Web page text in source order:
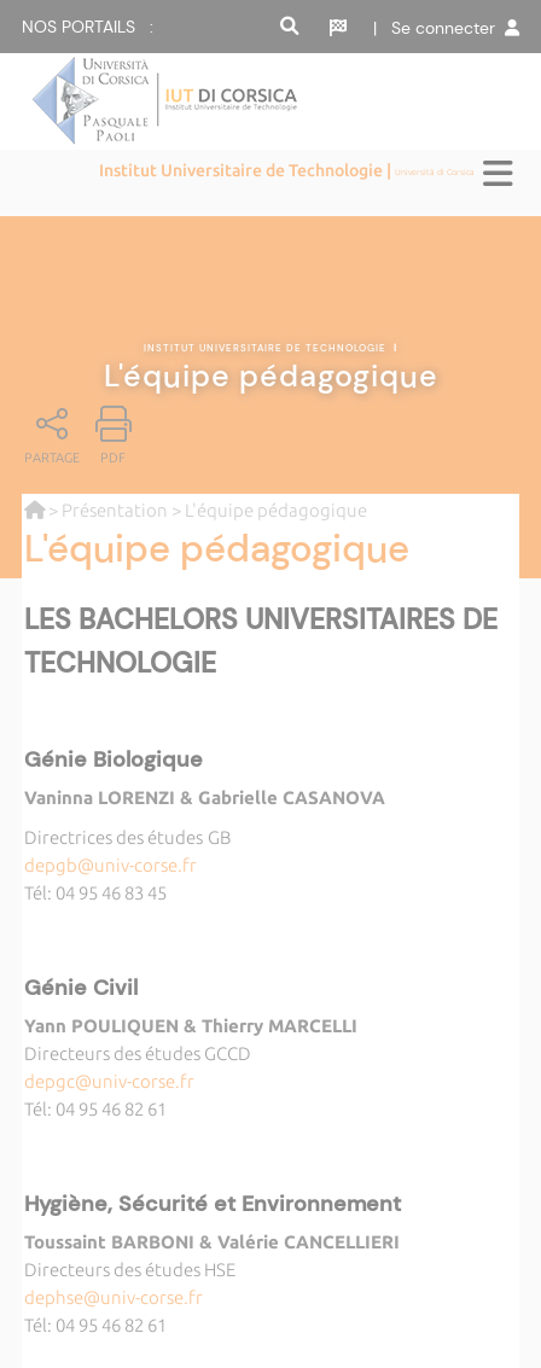
NOS PORTAILS : | Se connecter
Institut Universitaire de Technologie |Università di Corsica
INSTITUT UNIVERSITAIRE DE TECHNOLOGIE |
L'équipe pédagogique
PARTAGE PDF
> Présentation > L'équipe pédagogique
L'équipe pédagogique
LES BACHELORS UNIVERSITAIRES DE
TECHNOLOGIE
Génie Biologique
Vaninna LORENZI & Gabrielle CASANOVA
Directrices des études GB
depgb@univ-corse.fr
Tél: 04 95 46 83 45
Génie Civil
Yann POULIQUEN & Thierry MARCELLI
Directeurs des études GCCD
depgc@univ-corse.fr
Tél: 04 95 46 82 61
Hygiène, Sécurité et Environnement
Toussaint BARBONI & Valérie CANCELLIERI
Directeurs des études HSE
dephse@univ-corse.fr
Tél: 04 95 46 82 61